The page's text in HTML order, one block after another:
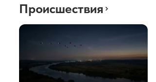
Происшествия